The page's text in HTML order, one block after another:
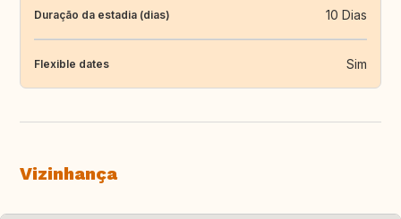
Duração da estadia (dias) 10 Dias
Flexible dates Sim
Vizinhança